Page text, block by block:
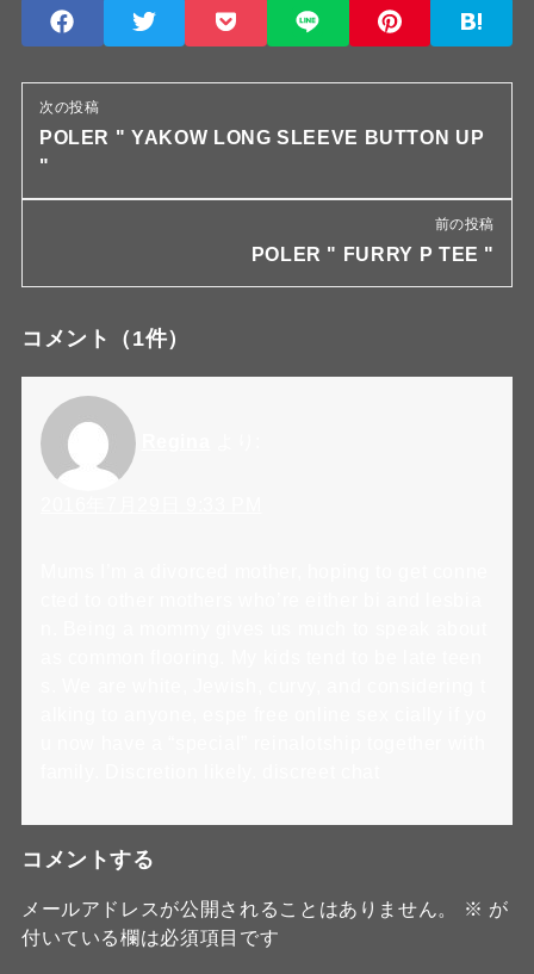
次の投稿
POLER " YAKOW LONG SLEEVE BUTTON UP
"
前の投稿
POLER " FURRY P TEE "
コメント （1件）
コメントする
メールアドレスが公開されることはありません。 ※ が
付いている欄は必須項目です